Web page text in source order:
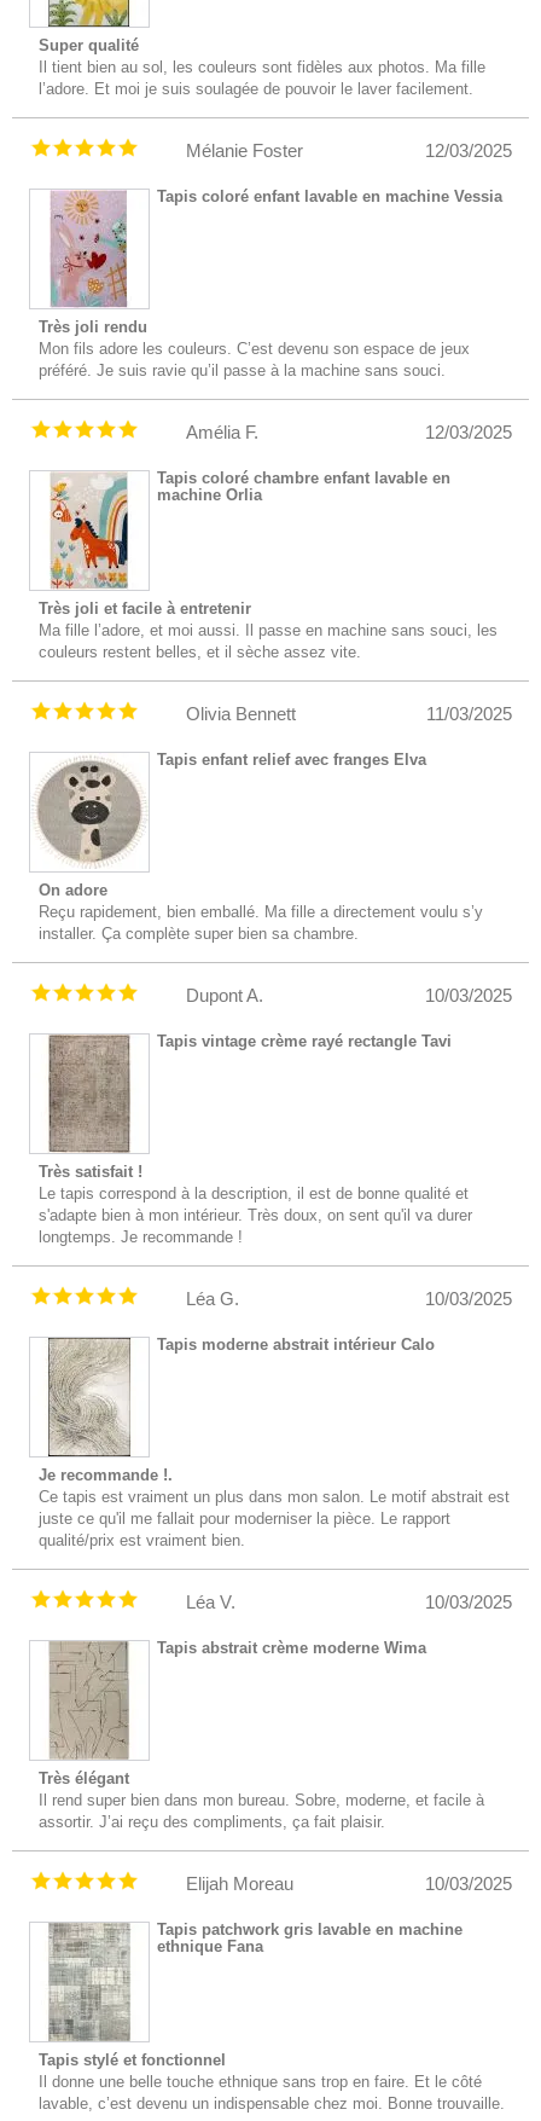
Super qualité
Il tient bien au sol, les couleurs sont fidèles aux photos. Ma fille
l’adore. Et moi je suis soulagée de pouvoir le laver facilement.
12/03/2025
Mélanie Foster
Tapis coloré enfant lavable en machine Vessia
Très joli rendu
Mon fils adore les couleurs. C’est devenu son espace de jeux
préféré. Je suis ravie qu’il passe à la machine sans souci.
12/03/2025
Amélia F.
Tapis coloré chambre enfant lavable en
machine Orlia
Très joli et facile à entretenir
Ma fille l’adore, et moi aussi. Il passe en machine sans souci, les
couleurs restent belles, et il sèche assez vite.
11/03/2025
Olivia Bennett
Tapis enfant relief avec franges Elva
On adore
Reçu rapidement, bien emballé. Ma fille a directement voulu s’y
installer. Ça complète super bien sa chambre.
10/03/2025
Dupont A.
Tapis vintage crème rayé rectangle Tavi
Très satisfait !
Le tapis correspond à la description, il est de bonne qualité et
s'adapte bien à mon intérieur. Très doux, on sent qu'il va durer
longtemps. Je recommande !
10/03/2025
Léa G.
Tapis moderne abstrait intérieur Calo
Je recommande !.
Ce tapis est vraiment un plus dans mon salon. Le motif abstrait est
juste ce qu'il me fallait pour moderniser la pièce. Le rapport
qualité/prix est vraiment bien.
10/03/2025
Léa V.
Tapis abstrait crème moderne Wima
Très élégant
Il rend super bien dans mon bureau. Sobre, moderne, et facile à
assortir. J’ai reçu des compliments, ça fait plaisir.
10/03/2025
Elijah Moreau
Tapis patchwork gris lavable en machine
ethnique Fana
Tapis stylé et fonctionnel
Il donne une belle touche ethnique sans trop en faire. Et le côté
lavable, c’est devenu un indispensable chez moi. Bonne trouvaille.